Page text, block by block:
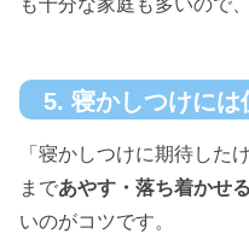
5. 寝かしつけには
「寝かしつけに期待した
まであやす・落ち着かせ
いのがコツです。